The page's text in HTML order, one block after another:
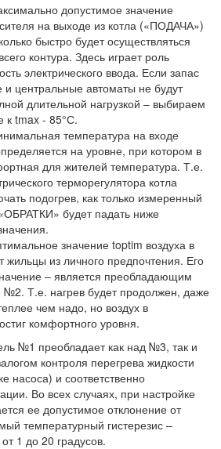
допустимое значение
на выходе из котла («ПОДАЧА»)
быстро будет осуществляться
контура. Здесь играет роль
электрического ввода. Если запас
и центральные автоматы не будут
длительной нагрузкой – выбираем
к tmax - 85°С.
температура на входе
на уровне, при котором в
для жителей температура. Т.е.
терморегулятора котла
подогрев, как только измеренный
будет падать ниже
значение toptim воздуха в
из личного предпочтения. Его
– является преобладающим
№2. Т.е. нагрев будет продолжен, даже
чем надо, но воздух в
комфортного уровня.
№1 преобладает как над №3, так и
контроля перегрева жидкости
насоса) и соответственно
Во всех случаях, при настройке
ее допустимое отклонение от
температурный гистерезис –
1 до 20 градусов.